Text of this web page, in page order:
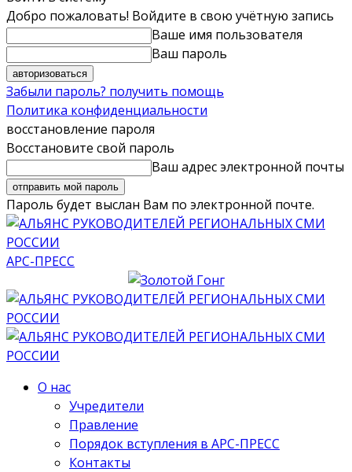
Добро пожаловать! Войдите в свою учётную запись
Ваше имя пользователя
Ваш пароль
Забыли пароль? получить помощь
Политика конфиденциальности
восстановление пароля
Восстановите свой пароль
Ваш адрес электронной почты
Пароль будет выслан Вам по электронной почте.
АРС-ПРЕСС
О нас
Учредители
Правление
Порядок вступления в АРС-ПРЕСС
Контакты